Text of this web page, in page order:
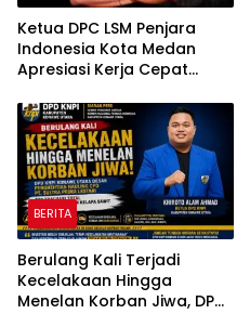
Ketua DPC LSM Penjara
Indonesia Kota Medan
Apresiasi Kerja Cepat
Ungkap Kasus Dugaan
Pemerasan
BERITA
Berulang Kali Terjadi
Kecelakaan Hingga
Menelan Korban Jiwa, DPD